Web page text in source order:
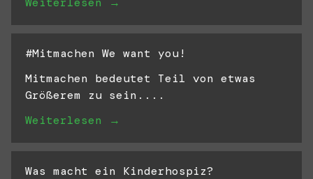
#Mitmachen We want you!
Mitmachen bedeutet Teil von etwas
Größerem zu sein....
Weiterlesen →
Was macht ein Kinderhospiz?